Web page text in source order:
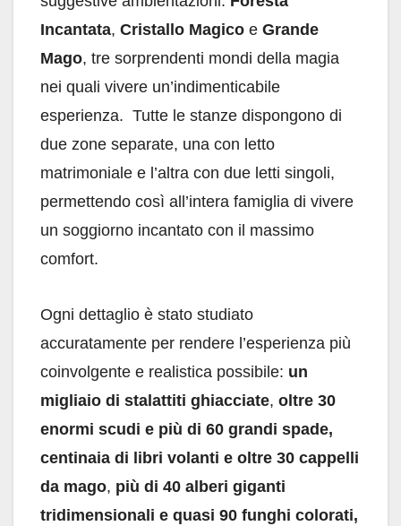
Incantata, Cristallo Magico e Grande
Mago, tre sorprendenti mondi della magia
nei quali vivere un’indimenticabile
esperienza. Tutte le stanze dispongono di
due zone separate, una con letto
matrimoniale e l’altra con due letti singoli,
permettendo così all’intera famiglia di vivere
un soggiorno incantato con il massimo
comfort.
Ogni dettaglio è stato studiato
accuratamente per rendere l’esperienza più
coinvolgente e realistica possibile: un
migliaio di stalattiti ghiacciate, oltre 30
enormi scudi e più di 60 grandi spade,
centinaia di libri volanti e oltre 30 cappelli
da mago, più di 40 alberi giganti
tridimensionali e quasi 90 funghi colorati,